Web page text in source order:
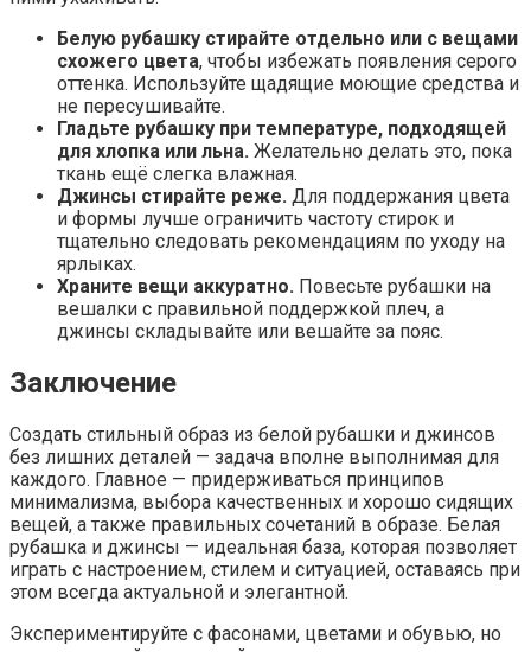
Белую рубашку стирайте отдельно или с вещами
схожего цвета, чтобы избежать появления серого
оттенка. Используйте щадящие моющие средства и
не пересушивайте.
Гладьте рубашку при температуре, подходящей
для хлопка или льна. Желательно делать это, пока
ткань ещё слегка влажная.
Джинсы стирайте реже. Для поддержания цвета
и формы лучше ограничить частоту стирок и
тщательно следовать рекомендациям по уходу на
ярлыках.
Храните вещи аккуратно. Повесьте рубашки на
вешалки с правильной поддержкой плеч, а
джинсы складывайте или вешайте за пояс.
Заключение
Создать стильный образ из белой рубашки и джинсов
без лишних деталей — задача вполне выполнимая для
каждого. Главное — придерживаться принципов
минимализма, выбора качественных и хорошо сидящих
вещей, а также правильных сочетаний в образе. Белая
рубашка и джинсы — идеальная база, которая позволяет
играть с настроением, стилем и ситуацией, оставаясь при
этом всегда актуальной и элегантной.
Экспериментируйте с фасонами, цветами и обувью, но